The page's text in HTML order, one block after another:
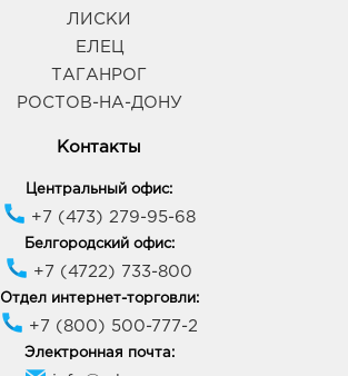
ЛИСКИ
ЕЛЕЦ
ТАГАНРОГ
РОСТОВ-НА-ДОНУ
Контакты
Центральный офис:
+7 (473) 279-95-68
Белгородский офис:
+7 (4722) 733-800
Отдел интернет-торговли:
+7 (800) 500-777-2
Электронная почта: